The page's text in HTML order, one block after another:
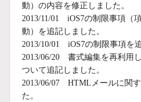
動）の内容を修正しました。
2013/11/01 iOS7の制限事項（
動）を追記しました。
2013/10/01 iOS7の制限事項を
2013/06/20 書式編集を再利用
ついて追記しました。
2013/06/07 HTMLメールに関
た。